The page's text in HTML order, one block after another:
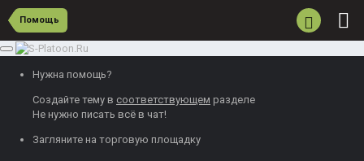
Помощь
Нужна помощь?
Создайте тему в соответствующем разделе
Не нужно писать всё в чат!
Загляните на торговую площадку